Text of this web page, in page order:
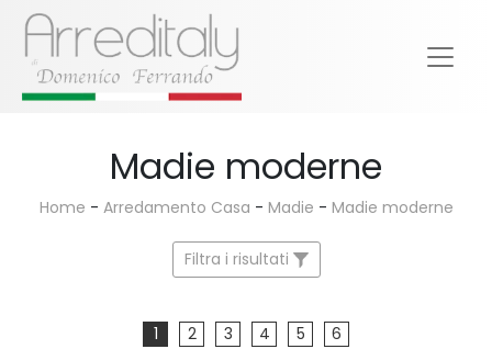
Madie moderne
Home - Arredamento Casa - Madie - Madie moderne
Filtra i risultati
1 2 3 4 5 6